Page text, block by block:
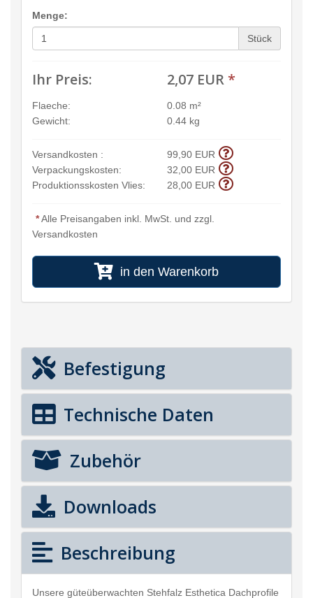
Menge:
Stück
Ihr Preis: 2,07 EUR*
Flaeche:
0.08 m²
Gewicht:
0.44 kg
Versandkosten :
99,90 EUR
Verpackungskosten:
32,00 EUR
Produktionsskosten Vlies:
28,00 EUR
*Alle Preisangaben inkl. MwSt. und zzgl.
Versandkosten
in den Warenkorb
Befestigung
Technische Daten
Zubehör
Downloads
Beschreibung
Unsere güteüberwachten Stehfalz Esthetica Dachprofile